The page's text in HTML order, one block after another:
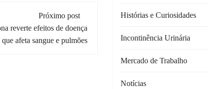
Próximo post
reverte efeitos de doença
que afeta sangue e pulmões
Histórias e Curiosidades
Incontinência Urinária
Mercado de Trabalho
Notícias